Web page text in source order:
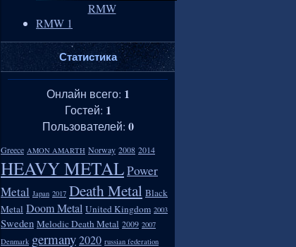
RMW
RMW 1
Статистика
Онлайн всего: 1
Гостей: 1
Пользователей: 0
Greece AMON AMARTH Norway 2008 2014
HEAVY METALPower
Metal Japan 2017 Death Metal Black
Metal Doom Metal United Kingdom 2003
Sweden Melodic Death Metal 2009 2007
Denmark germany2020 russian federation